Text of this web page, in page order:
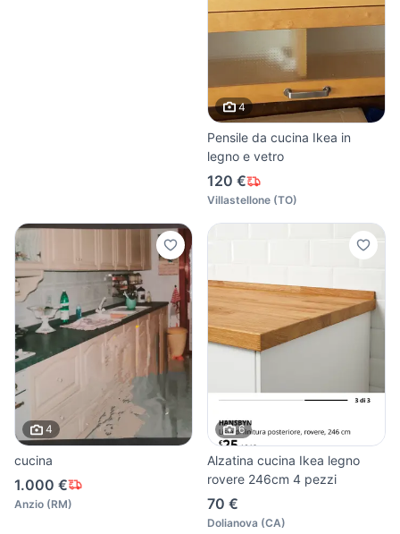
4
Pensile da cucina Ikea in
legno e vetro
120 €
Villastellone (TO)
4
cucina
1.000 €
Anzio (RM)
6
Alzatina cucina Ikea legno
rovere 246cm 4 pezzi
70 €
Dolianova (CA)